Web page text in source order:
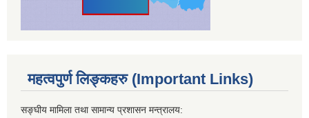
महत्वपुर्ण लिङ्कहरु (Important Links)
सङ्घीय मामिला तथा सामान्य प्रशासन मन्त्रालय: